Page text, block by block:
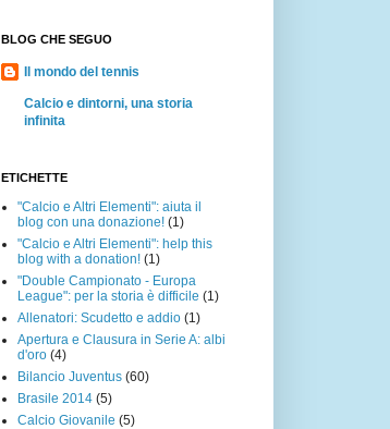
BLOG CHE SEGUO
Il mondo del tennis
Calcio e dintorni, una storia
infinita
ETICHETTE
"Calcio e Altri Elementi": aiuta il
blog con una donazione! (1)
"Calcio e Altri Elementi": help this
blog with a donation! (1)
"Double Campionato - Europa
League": per la storia è difficile (1)
Allenatori: Scudetto e addio (1)
Apertura e Clausura in Serie A: albi
d'oro (4)
Bilancio Juventus (60)
Brasile 2014 (5)
Calcio Giovanile (5)